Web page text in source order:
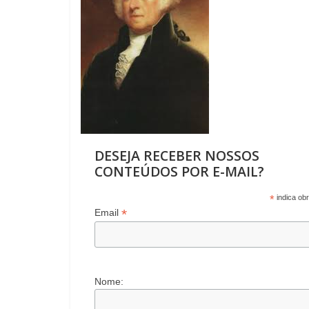
o
k
p
p
m
DESEJA RECEBER NOSSOS
CONTEÚDOS POR E-MAIL?
*indica
Email *
Nome: